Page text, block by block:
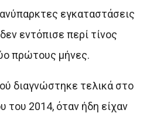
εγκαταστάσεις
εντόπισε περί τίνος
πρώτους μήνες.
διαγνώστηκε τελικά στο
του 2014, όταν ήδη είχαν